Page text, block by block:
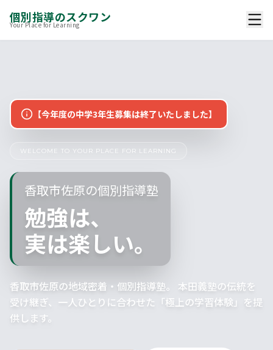
個別指導のスクワン
Your Place for Learning
【今年度の中学3年生募集は終了いたしました】
WELCOME TO YOUR PLACE FOR LEARNING
香取市佐原の個別指導塾
勉強は、
実は楽しい。
香取市佐原の地域密着・個別指導塾。
本田義塾の伝統を
受け継ぎ、一人ひとりに合わせた「極上の学習体験」を提
供します。